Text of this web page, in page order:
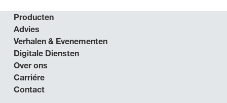
Producten
Advies
Verhalen & Evenementen
Digitale Diensten
Over ons
Carriére
Contact